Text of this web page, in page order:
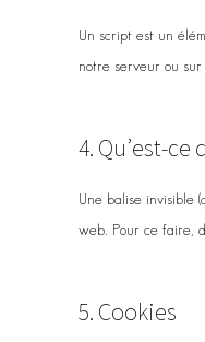
Un script est un
notre serveur ou sur
4. Qu’est-ce
Une balise invisible
web. Pour ce faire,
5. Cookies